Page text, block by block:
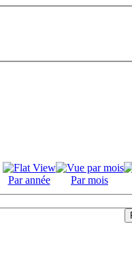
Par année Par mois